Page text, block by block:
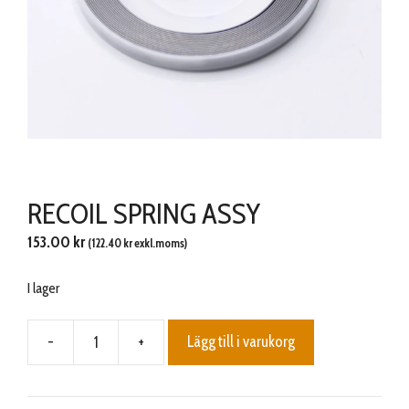
RECOIL SPRING ASSY
153.00 kr (122.40 krexkl.moms)
I lager
-
RECOIL
ASSY
+ Lägg till i varukorg